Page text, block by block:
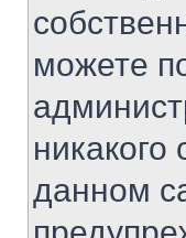
можете
данном